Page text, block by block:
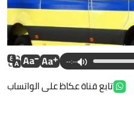
--:--
تابع قناة عكاظ على الواتساب